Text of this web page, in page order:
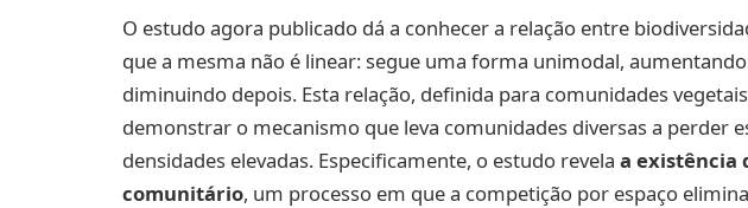
O estudo agora publicado dá a conhecer a relação entre
que a mesma não é linear: segue uma forma unimodal,
diminuindo depois. Esta relação, definida para comunidades
demonstrar o mecanismo que leva comunidades diversas a perder
densidades elevadas. Especificamente, o estudo revela a existência
comunitário, um processo em que a competição por espaço